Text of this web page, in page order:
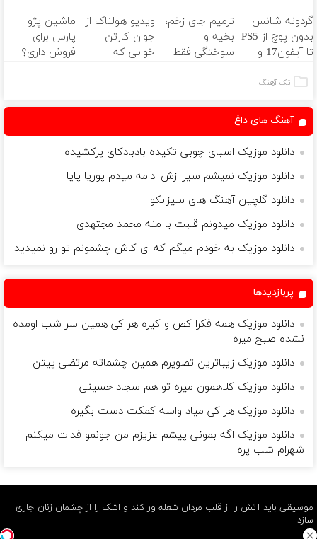
دندان
با40%تخفیف)
کننده خانگی
نزدیکت
تحمل میکنی؟❗
گردونه شانس
بدون پوچ از PS5
تا آیفون17 و
ترمیم جای زخم،
بخیه و
سوختگی فقط
ویدیو هولناک از
جوان کارتن
خوابی که
ماشین پژو
پارس برای
فروش داری؟
تک آهنگ
آهنگ های داغ
دانلود موزیک اسبای چوبی تکیده بادبادکای پرکشیده
دانلود موزیک نمیشم سیر ازش ادامه میدم پوریا پایا
دانلود گلچین آهنگ های سیزانکو
دانلود موزیک میدونم قلبت با منه محمد مجتهدی
دانلود موزیک به خودم میگم که ای کاش چشمونم تو رو نمیدید
پربازدیدها
دانلود موزیک همه فکرا کص و کیره هر کی همین سر شب اومده
نشده صبح میره
دانلود موزیک زیباترین تصویرم همین چشماته مرتضی پیتن
دانلود موزیک کلاهمون میره تو هم سجاد حسینی
دانلود موزیک هر کی میاد واسه کمکت دست بگیره
دانلود موزیک اگه بمونی پیشم عزیزم من جونمو فدات میکنم
شهرام شب پره
موسیقی باید آتش را از قلب مردان شعله ور کند و اشک را از چشمان زنان جاری
سازد